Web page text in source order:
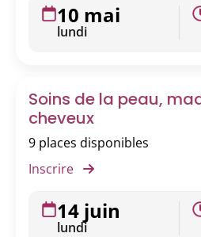
10 mai
lundi
Soins de la peau,
cheveux
9 places disponibles
Inscrire
14 juin
lundi